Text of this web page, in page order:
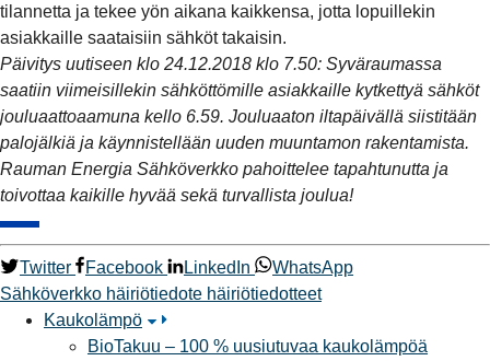
tilannetta ja tekee yön aikana kaikkensa, jotta lopuillekin
asiakkaille saataisiin sähköt takaisin.
Päivitys uutiseen klo 24.12.2018 klo 7.50: Syväraumassa
saatiin viimeisillekin sähköttömille asiakkaille kytkettyä sähköt
jouluaattoaamuna kello 6.59. Jouluaaton iltapäivällä siistitään
palojälkiä ja käynnistellään uuden muuntamon rakentamista.
Rauman Energia Sähköverkko pahoittelee tapahtunutta ja
toivottaa kaikille hyvää sekä turvallista joulua!
Twitter Facebook LinkedIn
WhatsApp
Sähköverkko häiriötiedote häiriötiedotteet
Kaukolämpö
BioTakuu – 100 % uusiutuvaa kaukolämpöä